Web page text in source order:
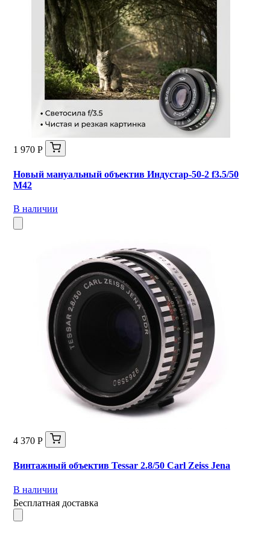
1 970 Р
Новый мануальный объектив Индустар-50-2 f3.5/50
М42
В наличии
4 370 Р
Винтажный объектив Tessar 2.8/50 Carl Zeiss Jena
В наличии
Бесплатная доставка